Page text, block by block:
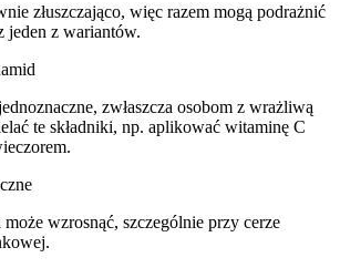
złuszczająco, więc razem mogą podrażnić
jeden z wariantów.
zwłaszcza osobom z wrażliwą
te składniki, np. aplikować witaminę C
wzrosnąć, szczególnie przy cerze